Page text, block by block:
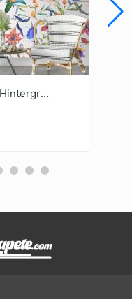
Fototapete Blumenmuster Hintergrund